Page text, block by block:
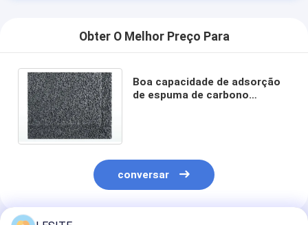
Filtro de saco de alumínio
Filtro de saco da poeira
Origâmi que dobra a máquina
máquina de costura ultrassônica
Obter O Melhor Preço Para
Boa capacidade de adsorção
de espuma de carbono
conversar